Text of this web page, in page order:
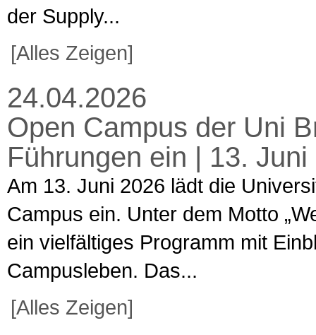
der Supply...
[Alles Zeigen]
24.04.2026
Open Campus der Uni
Führungen ein | 13.
Am 13. Juni 2026 lädt die
Campus ein. Unter dem Motto
ein vielfältiges Programm mit
Campusleben. Das...
[Alles Zeigen]